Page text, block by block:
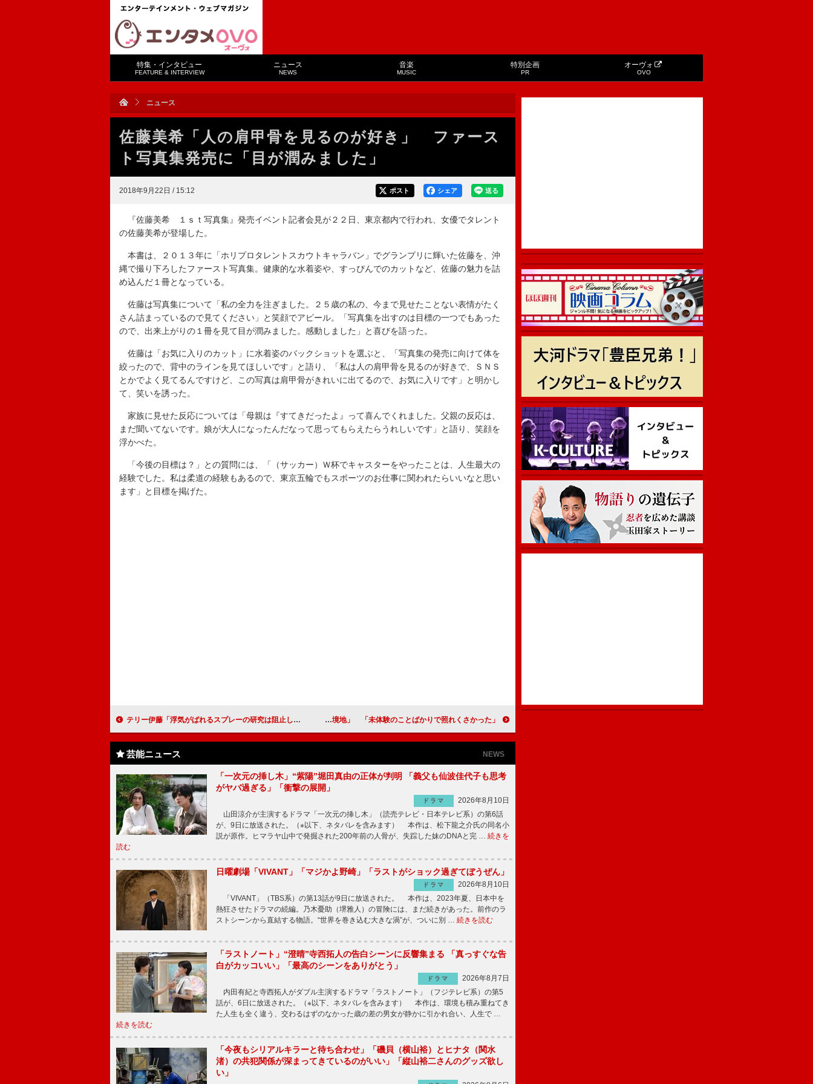
特集・インタビュー
FEATURE & INTERVIEW
ニュース
NEWS
音楽
MUSIC
特別企画
PR
オーヴォ
OVO
ニュース
佐藤美希「人の肩甲骨を見るのが好き」 ファース
ト写真集発売に「目が潤みました」
2018年9月22日 / 15:12 送る
シェア
ポスト
『佐藤美希 １ｓｔ写真集』発売イベント記者会見が２２日、東京都内で行われ、女優でタレント
の佐藤美希が登場した。
本書は、２０１３年に「ホリプロタレントスカウトキャラバン」でグランプリに輝いた佐藤を、沖
縄で撮り下ろしたファースト写真集。健康的な水着姿や、すっぴんでのカットなど、佐藤の魅力を詰
め込んだ１冊となっている。
佐藤は写真集について「私の全力を注ぎました。２５歳の私の、今まで見せたことない表情がたく
さん詰まっているので見てください」と笑顔でアピール。「写真集を出すのは目標の一つでもあった
ので、出来上がりの１冊を見て目が潤みました。感動しました」と喜びを語った。
佐藤は「お気に入りのカット」に水着姿のバックショットを選ぶと、「写真集の発売に向けて体を
絞ったので、背中のラインを見てほしいです」と語り、「私は人の肩甲骨を見るのが好きで、ＳＮＳ
とかでよく見てるんですけど、この写真は肩甲骨がきれいに出てるので、お気に入りです」と明かし
て、笑いを誘った。
家族に見せた反応については「母親は『すてきだったよ』って喜んでくれました。父親の反応は、
まだ聞いてないです。娘が大人になったんだなって思ってもらえたらうれしいです」と語り、笑顔を
浮かべた。
「今後の目標は？」との質問には、「（サッカー）Ｗ杯でキャスターをやったことは、人生最大の
経験でした。私は柔道の経験もあるので、東京五輪でもスポーツのお仕事に関われたらいいなと思い
ます」と目標を掲げた。
テリー伊藤「浮気がばれるスプレーの研究は阻止したい」 「イグ・ノーベル賞」展のアンバサダーに就任 岩田剛典、歌声初披露で「新境地」 「未体験のことばかりで照れくさかった」
芸能ニュース NEWS
「一次元の挿し木」“紫陽”堀田真由の正体が判明 「義父も仙波佳代子も思考
がヤバ過ぎる」「衝撃の展開」
ドラマ
2026年8月10日
山田涼介が主演するドラマ「一次元の挿し木」（読売テレビ・日本テレビ系）の第6話
が、9日に放送された。（※以下、ネタバレを含みます） 本作は、松下龍之介氏の同名小
説が原作。ヒマラヤ山中で発掘された200年前の人骨が、失踪した妹のDNAと完 … 続きを
読む
日曜劇場「VIVANT」「マジかよ野崎」「ラストがショック過ぎてぼうぜん」
ドラマ
2026年8月10日
「VIVANT」（TBS系）の第13話が9日に放送された。 本作は、2023年夏、日本中を
熱狂させたドラマの続編。乃木憂助（堺雅人）の冒険には、まだ続きがあった。前作のラ
ストシーンから直結する物語。“世界を巻き込む大きな渦”が、ついに別 … 続きを読む
「ラストノート」“澄晴”寺西拓人の告白シーンに反響集まる 「真っすぐな告
白がカッコいい」「最高のシーンをありがとう」
ドラマ
2026年8月7日
内田有紀と寺西拓人がダブル主演するドラマ「ラストノート」（フジテレビ系）の第5
話が、6日に放送された。（※以下、ネタバレを含みます） 本作は、環境も積み重ねてき
た人生も全く違う、交わるはずのなかった歳の差の男女が静かに引かれ合い、人生で …
続きを読む
「今夜もシリアルキラーと待ち合わせ」「磯貝（横山裕）とヒナタ（関水
渚）の共犯関係が深まってきているのがいい」「縦山裕二さんのグッズ欲し
い」